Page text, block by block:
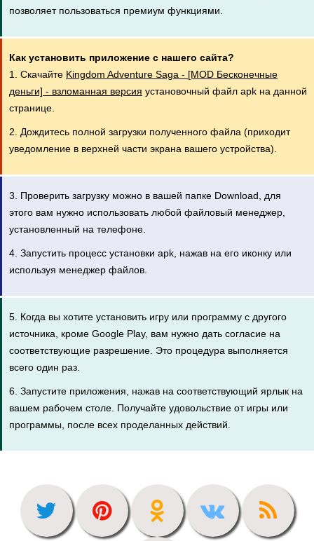
позволяет пользоваться премиум функциями.
Как установить приложение с нашего сайта?
1. Скачайте Kingdom Adventure Saga - [MOD Бесконечные
деньги] - взломанная версия установочный файл apk на данной
странице.
2. Дождитесь полной загрузки полученного файла (приходит
уведомление в верхней части экрана вашего устройства).
3. Проверить загрузку можно в вашей папке Download, для
этого вам нужно использовать любой файловый менеджер,
установленный на телефоне.
4. Запустить процесс установки apk, нажав на его иконку или
используя менеджер файлов.
5. Когда вы хотите установить игру или программу с другого
источника, кроме Google Play, вам нужно дать согласие на
соответствующие разрешение. Это процедура выполняется
всего один раз.
6. Запустите приложения, нажав на соответствующий ярлык на
вашем рабочем столе. Получайте удовольствие от игры или
программы, после всех проделанных действий.